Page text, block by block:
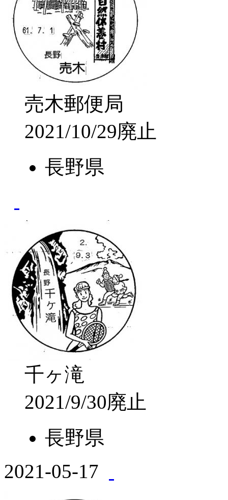
売木郵便局
2021/10/29廃止
長野県
千ヶ滝
2021/9/30廃止
長野県
2021-05-17